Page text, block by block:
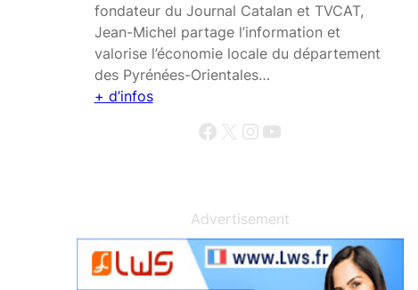
fondateur du Journal Catalan et TVCAT,
Jean-Michel partage l’information et
valorise l’économie locale du département
des Pyrénées-Orientales…
+ d’infos
Facebook X InstagramYouTube
Advertisement